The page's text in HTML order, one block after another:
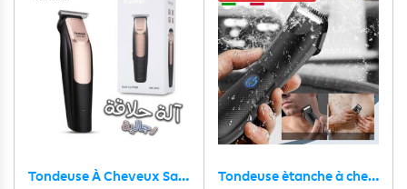
Tondeuse À Cheveux Sans Fil Électrique Professionnel Kemei KM-3202 Tondeuse ètanche à cheveux Sans Fil Enzo EN-698 pour unisexe – ماكينة قص الشعر اللاسلكية المقاومة للماء للجنسين